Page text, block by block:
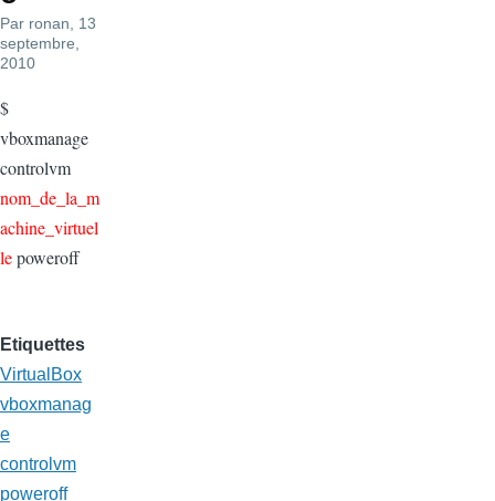
Par ronan , 13
septembre,
2010
$
vboxmanage
controlvm
nom_de_la_m
achine_virtuel
lepoweroff
Etiquettes
VirtualBox
vboxmanag
e
controlvm
poweroff